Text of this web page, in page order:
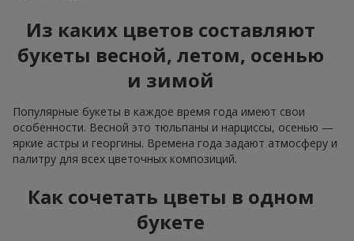
Из каких цветов составляют
букеты весной, летом, осенью
и зимой
Популярные букеты в каждое время года имеют свои
особенности. Весной это тюльпаны и нарциссы, осенью —
яркие астры и георгины. Времена года задают атмосферу и
палитру для всех цветочных композиций.
Как сочетать цветы в одном
букете